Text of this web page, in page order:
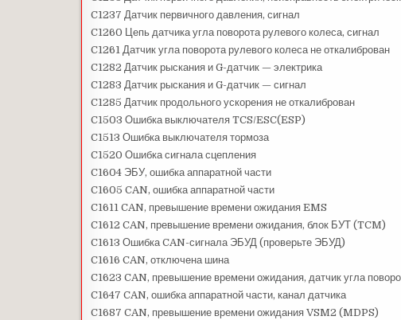
C1237 Датчик первичного давления, сигнал
C1260 Цепь датчика угла поворота рулевого колеса, сигнал
C1261 Датчик угла поворота рулевого колеса не откалиброван
C1282 Датчик рыскания и G-датчик — электрика
C1283 Датчик рыскания и G-датчик — сигнал
C1285 Датчик продольного ускорения не откалиброван
C1503 Ошибка выключателя TCS/ESC(ESP)
C1513 Ошибка выключателя тормоза
C1520 Ошибка сигнала сцепления
C1604 ЭБУ, ошибка аппаратной части
C1605 CAN, ошибка аппаратной части
C1611 CAN, превышение времени ожидания EMS
C1612 CAN, превышение времени ожидания, блок БУТ (TCM)
C1613 Ошибка CAN-сигнала ЭБУД (проверьте ЭБУД)
C1616 CAN, отключена шина
C1623 CAN, превышение времени ожидания, датчик угла
C1647 CAN, ошибка аппаратной части, канал датчика
C1687 CAN, превышение времени ожидания VSM2 (MDPS)